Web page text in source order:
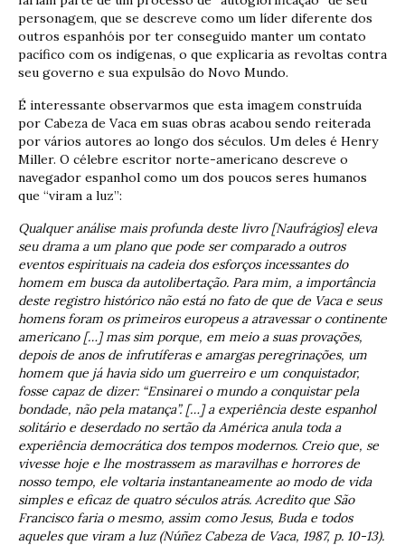
personagem, que se descreve como um líder diferente dos
outros espanhóis por ter conseguido manter um contato
pacífico com os indígenas, o que explicaria as revoltas contra
seu governo e sua expulsão do Novo Mundo.
É interessante observarmos que esta imagem construída
por Cabeza de Vaca em suas obras acabou sendo reiterada
por vários autores ao longo dos séculos. Um deles é Henry
Miller. O célebre escritor norte-americano descreve o
navegador espanhol como um dos poucos seres humanos
que “viram a luz”:
Qualquer análise mais profunda deste livro [Naufrágios] eleva
seu drama a um plano que pode ser comparado a outros
eventos espirituais na cadeia dos esforços incessantes do
homem em busca da autolibertação. Para mim, a importância
deste registro histórico não está no fato de que de Vaca e seus
homens foram os primeiros europeus a atravessar o continente
americano […] mas sim porque, em meio a suas provações,
depois de anos de infrutíferas e amargas peregrinações, um
homem que já havia sido um guerreiro e um conquistador,
fosse capaz de dizer: “Ensinarei o mundo a conquistar pela
bondade, não pela matança”. […] a experiência deste espanhol
solitário e deserdado no sertão da América anula toda a
experiência democrática dos tempos modernos. Creio que, se
vivesse hoje e lhe mostrassem as maravilhas e horrores de
nosso tempo, ele voltaria instantaneamente ao modo de vida
simples e eficaz de quatro séculos atrás. Acredito que São
Francisco faria o mesmo, assim como Jesus, Buda e todos
aqueles que viram a luz (Núñez Cabeza de Vaca, 1987, p. 10-13).